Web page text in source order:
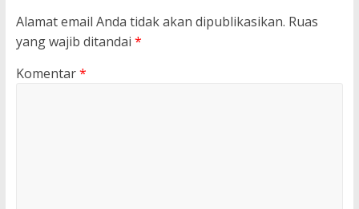
Alamat email Anda tidak akan dipublikasikan. Ruas
yang wajib ditandai *
Komentar*